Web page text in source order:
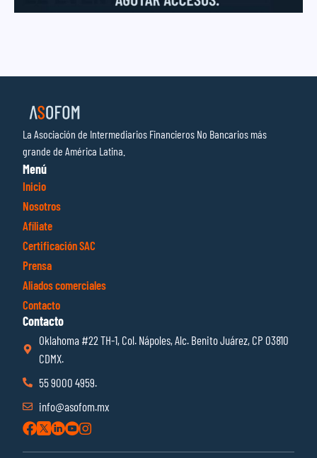
La Asociación de Intermediarios Financieros No Bancarios más
grande de América Latina.
Menú
Inicio
Nosotros
Afíliate
Certificación SAC
Prensa
Aliados comerciales
Contacto
Contacto
Oklahoma #22 TH-1, Col. Nápoles, Alc. Benito Juárez, CP 03810
CDMX.
55 9000 4959.
info@asofom.mx